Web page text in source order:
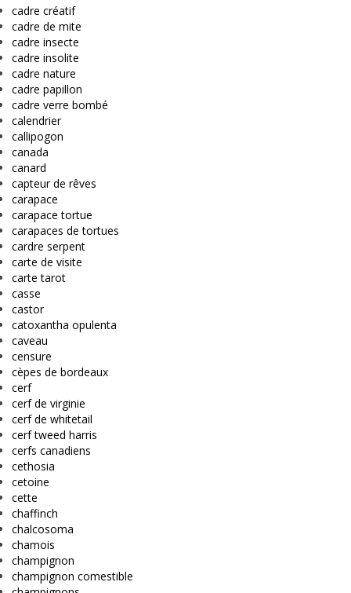
cadre créatif
cadre de mite
cadre insecte
cadre insolite
cadre nature
cadre papillon
cadre verre bombé
calendrier
callipogon
canada
canard
capteur de rêves
carapace
carapace tortue
carapaces de tortues
cardre serpent
carte de visite
carte tarot
casse
castor
catoxantha opulenta
caveau
censure
cèpes de bordeaux
cerf
cerf de virginie
cerf de whitetail
cerf tweed harris
cerfs canadiens
cethosia
cetoine
cette
chaffinch
chalcosoma
chamois
champignon
champignon comestible